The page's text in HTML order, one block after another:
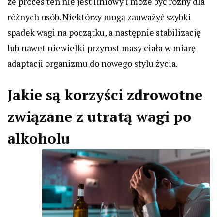
różnych osób. Niektórzy mogą zauważyć szybki
spadek wagi na początku, a następnie stabilizację
lub nawet niewielki przyrost masy ciała w miarę
adaptacji organizmu do nowego stylu życia.
Jakie są korzyści zdrowotne
związane z utratą wagi po
alkoholu